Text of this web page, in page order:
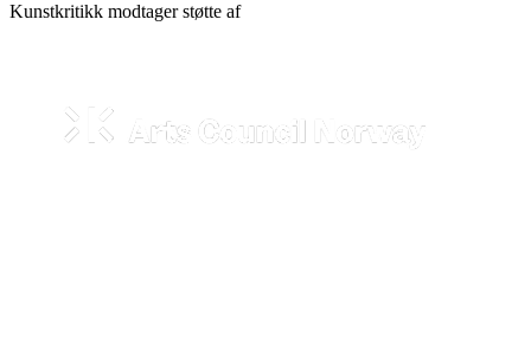
Kunstkritikk modtager støtte af